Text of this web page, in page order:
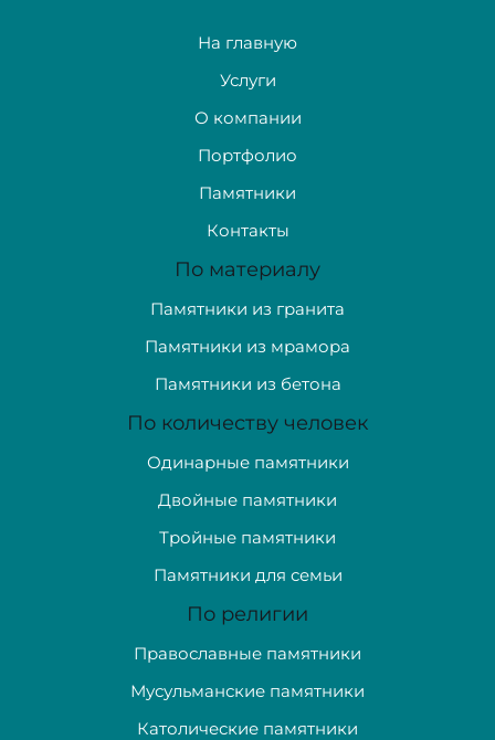
На главную
Услуги
О компании
Портфолио
Памятники
Контакты
По материалу
Памятники из гранита
Памятники из мрамора
Памятники из бетона
По количеству человек
Одинарные памятники
Двойные памятники
Тройные памятники
Памятники для семьи
По религии
Православные памятники
Мусульманские памятники
Католические памятники